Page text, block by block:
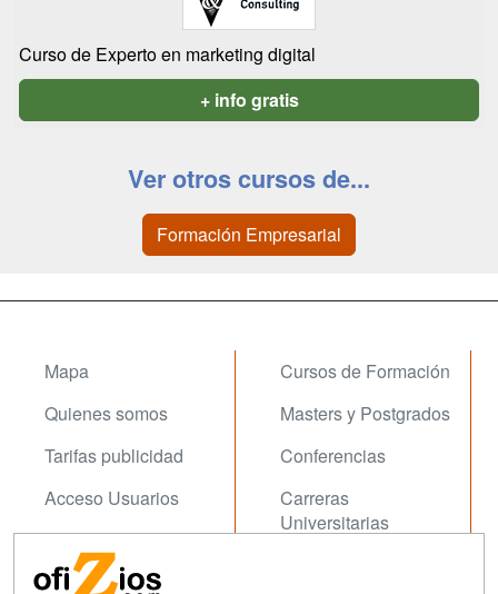
Curso de Experto en marketing digital
+ info gratis
Ver otros cursos de...
Formación Empresarial
Mapa
Quienes somos
Tarifas publicidad
Acceso Usuarios
Acceso Centros
Cursos de Formación
Masters y Postgrados
Conferencias
Carreras
Universitarias